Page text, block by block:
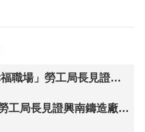
「勞資互助和諧 展現幸福職場」勞工局長見證三星科技股份有限公司企業工會與三星科技股份有限公司簽訂團體協約
「勞資關係穩若磐石」勞工局長見證興南鑄造廠(股)公司工會與興南鑄造廠(股)公司完成團體協約簽訂